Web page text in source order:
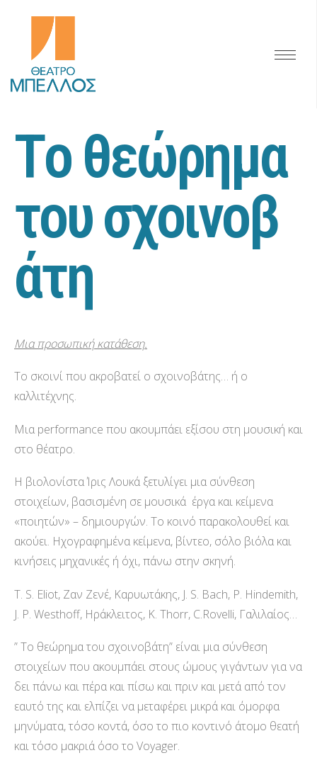
Το θεώρημα
τουσχοινοβ
άτη
Μια προσωπική κατάθεση.
Το σκοινί που ακροβατεί ο σχοινοβάτης… ή ο
καλλιτέχνης.
Μια performance που ακουμπάει εξίσου στη μουσική και
στο θέατρο.
Η βιολονίστα Ίρις Λουκά ξετυλίγει μια σύνθεση
στοιχείων, βασισμένη σε μουσικά έργα και κείμενα
«ποιητών» – δημιουργών. Το κοινό παρακολουθεί και
ακούει. Ηχογραφημένα κείμενα, βίντεο, σόλο βιόλα και
κινήσεις μηχανικές ή όχι, πάνω στην σκηνή.
T. S. Eliot, Ζαν Ζενέ, Καρυωτάκης, J. S. Bach, P. Hindemith,
J. P. Westhoff, Ηράκλειτος, K. Thorr, C.Rovelli, Γαλιλαίος…
” Το θεώρημα του σχοινοβάτη” είναι μια σύνθεση
στοιχείων που ακουμπάει στους ώμους γιγάντων για να
δει πάνω και πέρα και πίσω και πριν και μετά από τον
εαυτό της και ελπίζει να μεταφέρει μικρά και όμορφα
μηνύματα, τόσο κοντά, όσο το πιο κοντινό άτομο θεατή
και τόσο μακριά όσο το Voyager.